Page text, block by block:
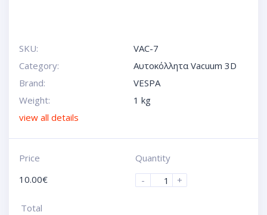
SKU:
VAC-7
Category:
Αυτοκόλλητα Vacuum 3D
Brand:
VESPA
Weight:
1 kg
view all details
Price
10.00€
Quantity
-
+
Total